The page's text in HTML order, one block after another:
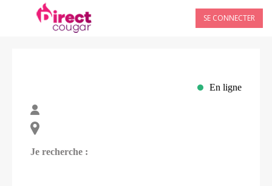
SE CONNECTER
En ligne
Je recherche :